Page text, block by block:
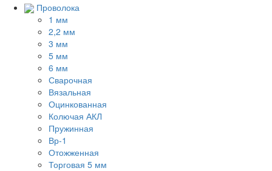
Проволока
1 мм
2,2 мм
3 мм
5 мм
6 мм
Сварочная
Вязальная
Оцинкованная
Колючая АКЛ
Пружинная
Вр-1
Отожженная
Торговая 5 мм